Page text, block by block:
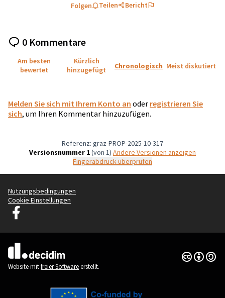
Folgen Teilen Bericht
0 Kommentare
Am besten
bewertet
Kürzlich
hinzugefügt
Chronologisch Meist diskutiert
Melden Sie sich mit Ihrem Konto an oder registrieren Sie
sich, um Ihren Kommentar hinzuzufügen.
Referenz: graz-PROP-2025-10-317
Versionsnummer 1(von 1)
Andere Versionen anzeigen
Fingerabdruck überprüfen
Nutzungsbedingungen
Cookie Einstellungen
Graz Gemeinsam Gestalten auf Facebook
(Externer Link)
Website mitfreier Softwareerstellt.
Creative
(Externer